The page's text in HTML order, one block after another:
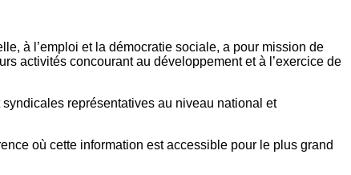
à l’emploi et la démocratie sociale, a pour mission de
activités concourant au développement et à l’exercice de
représentatives au niveau national et
où cette information est accessible pour le plus grand